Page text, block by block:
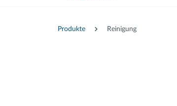
Produkte Reinigung